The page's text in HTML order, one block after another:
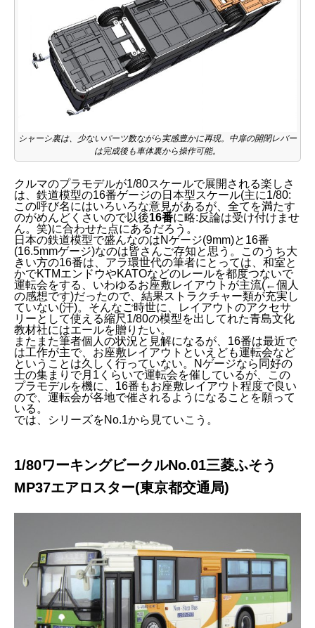
シャーシ裏は、少ないパーツ数ながら実感豊かに再現。中扉の開閉レバー
は完成後も車体裏から操作可能。
クルマのプラモデルが1/80スケールで展開される楽しさ
は、鉄道模型の16番ゲージの日本型スケール(主に1/80:
この呼び名にはいろいろな意見があるが、全てを満たす
のがめんどくさいので以後16番に略:反論は受け付けませ
ん。笑)に合わせた点にあるだろう。
日本の鉄道模型で盛んなのはNゲージ(9mm)と16番
(16.5mmゲージ)なのは皆さんご存知と思う。このうち大
きい方の16番は、アラ環世代の筆者にとっては、和室と
かでKTMエンドウやKATOなどのレールを都度つないで
運転会をする、いわゆるお座敷レイアウトが主流(←個人
の感想です)だったので、結果ストラクチャー類が充実し
ていない(汗)。そんなご時世に、レイアウトのアクセサ
リーとして使える縮尺1/80の模型を出してれた青島文化
教材社にはエールを贈りたい。
またまた筆者個人の状況と見解になるが、16番は最近で
は工作が主で、お座敷レイアウトといえども運転会など
ということは久しく行っていない。Nゲージなら同好の
士の集まりで月1くらいで運転会を催しているが、この
プラモデルを機に、16番もお座敷レイアウト程度で良い
ので、運転会が各地で催されるようになることを願って
いる。
では、シリーズをNo.1から見ていこう。
1/80ワーキングビークルNo.01三菱ふそう
MP37エアロスター(東京都交通局)